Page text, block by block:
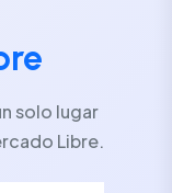
solo lugar
Libre.